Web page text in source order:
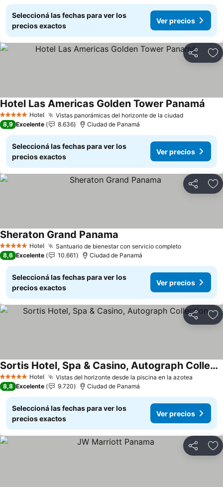
Seleccioná las fechas para ver los
precios exactos
Ver precios
Compartir
5 Estrellas Hotel Vistas panorámicas del horizonte de la ciudadVer
Hotel Las Americas Golden Tower Panamá
8,9 Excelente 8.636 Ciudad de Panamá
Seleccioná las fechas para ver los
precios exactos
Ver precios
Compartir
5 Estrellas Hotel Santuario de bienestar con servicio completoVer precios
Sheraton Grand Panama
8,6 Excelente 10.661 Ciudad de Panamá
Seleccioná las fechas para ver los
precios exactos
Ver precios
Compartir
5 Estrellas Hotel Vistas del horizonte desde la piscina en la azotea
Sortis Hotel, Spa & Casino, Autograph Collection
Ver precios
8,8 Excelente 9.720 Ciudad de Panamá
Seleccioná las fechas para ver los
precios exactos
Ver precios
Compartir